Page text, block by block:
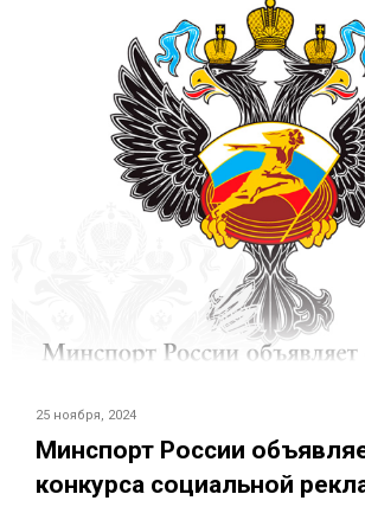
25 ноября, 2024
Минспорт России
конкурса социальной